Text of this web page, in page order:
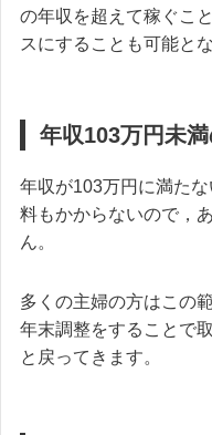
の年収を超えて稼ぐこ
スにすることも可能と
年収103万円未
年収が103万円に満た
料もかからないので，
ん。
多くの主婦の方はこの
年末調整をすることで
と戻ってきます。